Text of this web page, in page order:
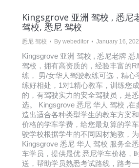
Kingsgrove 亚洲 驾校 , 悉尼
驾校, 悉尼 驾校
悉尼 驾校 By webeditor January 16,
Kingsgrove 亚洲 驾校 , 悉尼老牌 悉
驾校，拥有高资质的，经验丰富的
练， 男/女华人驾驶教练可选，精心
练好相处，1对1精心教车，训练您
的，有驾驶实力的安全驾驶员，是
选。 Kingsgrove 悉尼 华人 驾校 ,在
造出适合各种类型学生的教车方案
价格的学车学费，给您最划算的学
驶学校根据学生的不同因材施教，
Kingsgrove 悉尼 华人 驾校 服务全
车学员，提供最优 悉尼学车价格，
送，帮助学员熟悉考试路线，路考